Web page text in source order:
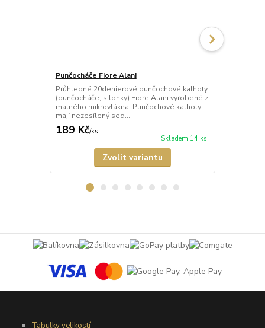
Punčocháče Fiore Alani
Průhledné 20denierové punčochové kalhoty
(punčocháče, silonky) Fiore Alani vyrobené z
matného mikrovlákna. Punčochové kalhoty
mají nezesílený sed...
189 Kč/ks
Skladem 14 ks
Zvolit variantu
Tabulky velikostí